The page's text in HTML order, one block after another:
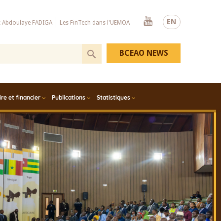
EN
Abdoulaye FADIGA Les FinTech dans l'UEMOA
Youtube
et financier Publications Statistiques
BCEAO NEWS